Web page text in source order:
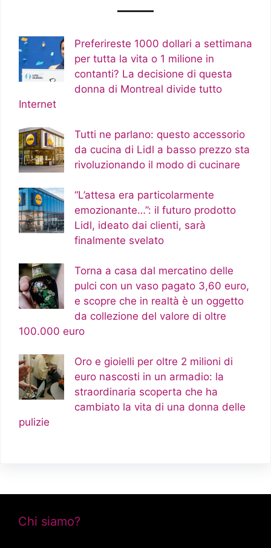
Preferireste 1000 dollari a settimana
per tutta la vita o 1 milione in
contanti? La decisione di questa
donna di Montreal divide tutto
Internet
Tutti ne parlano: questo accessorio
da cucina di Lidl a basso prezzo sta
rivoluzionando il modo di cucinare
“L’attesa era particolarmente
emozionante…”: il futuro prodotto
Lidl, ideato dai clienti, sarà
finalmente svelato
Torna a casa dal mercatino delle
pulci con un vaso pagato 3,60 euro,
e scopre che in realtà è un oggetto
da collezione del valore di oltre
100.000 euro
Oro e gioielli per oltre 2 milioni di
euro nascosti in un armadio: la
straordinaria scoperta che ha
cambiato la vita di una donna delle
pulizie
Chi siamo?